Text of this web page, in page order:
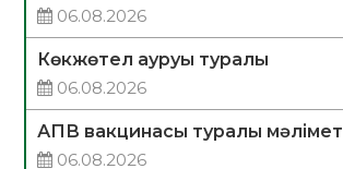
06.08.2026
Көкжөтел ауруы туралы
06.08.2026
АПВ вакцинасы туралы мәлімет
06.08.2026